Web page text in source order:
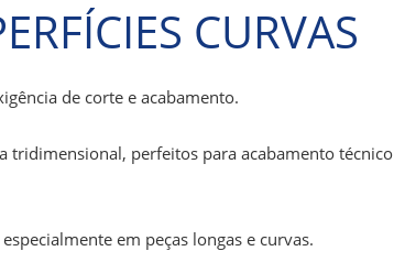
CURVAS
de corte e acabamento.
tridimensional, perfeitos para acabamento técnico
em peças longas e curvas.